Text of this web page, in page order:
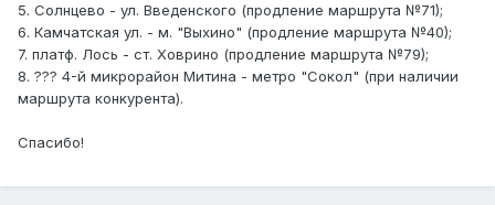
5. Солнцево - ул. Введенского (продление маршрута №71);
6. Камчатская ул. - м. "Выхино" (продление маршрута №40);
7. платф. Лось - ст. Ховрино (продление маршрута №79);
8. ??? 4-й микрорайон Митина - метро "Сокол" (при наличии
маршрута конкурента).
Спасибо!